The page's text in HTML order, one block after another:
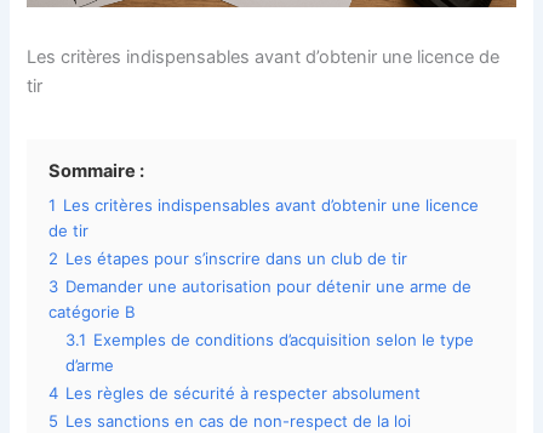
Les critères indispensables avant d’obtenir une licence de
tir
Sommaire :
1 Les critères indispensables avant d’obtenir une licence
de tir
2 Les étapes pour s’inscrire dans un club de tir
3 Demander une autorisation pour détenir une arme de
catégorie B
3.1 Exemples de conditions d’acquisition selon le type
d’arme
4 Les règles de sécurité à respecter absolument
5 Les sanctions en cas de non-respect de la loi